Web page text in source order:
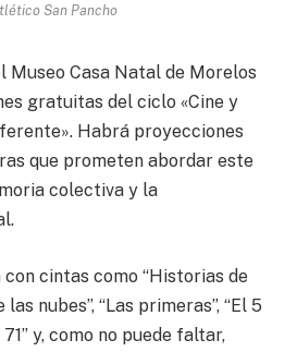
San Pancho
Museo Casa Natal de Morelos
gratuitas del ciclo «Cine y
Habrá proyecciones
que prometen abordar este
colectiva y la
cintas como “Historias de
nubes”, “Las primeras”, “El 5
y, como no puede faltar,